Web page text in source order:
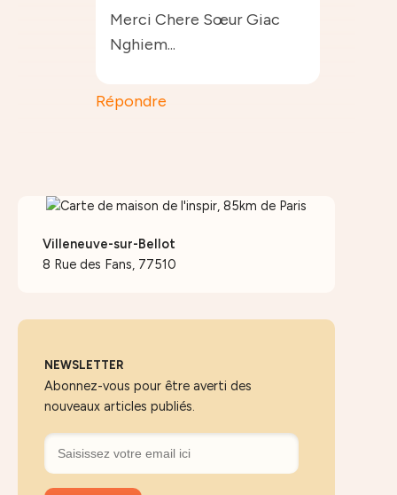
Merci Chere Sœur Giac
Nghiem...
Répondre
Villeneuve-sur-Bellot
8 Rue des Fans, 77510
NEWSLETTER
Abonnez-vous pour être averti des
nouveaux articles publiés.